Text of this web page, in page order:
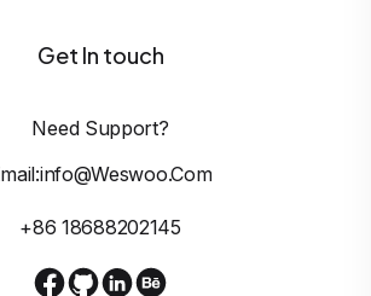
Get In touch
Need Support?
+86 18688202145